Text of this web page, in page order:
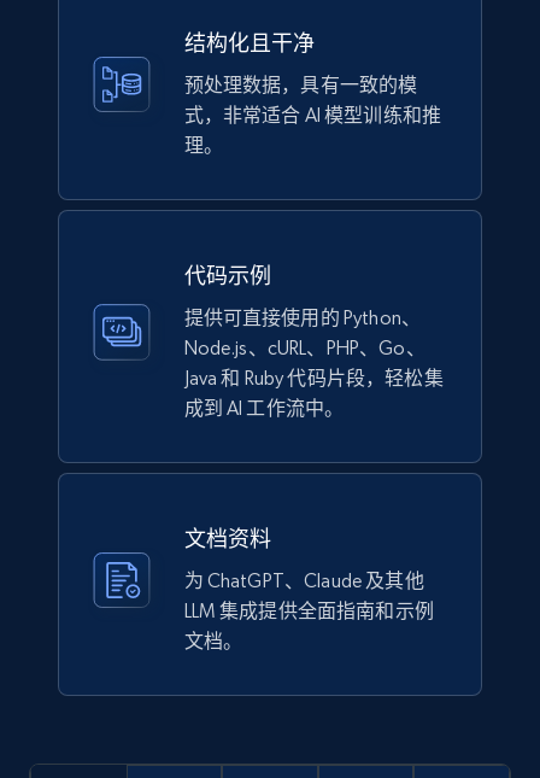
148+ 立即购买
URL, Domain, Marketplace pn, Sku, Other pn,
Model number, Gtin ean pn, Product name, and
more.
991+ 162+ 立即购买
Lazada - Products
URL, Title, Rating, Reviews, Initial price, Final
price, Currency, Stock, and more.
结构化且干净
预处理数据，具有一致的模
式，非常适合 AI 模型训练和推
理。
代码示例
提供可直接使用的 Python、
Node.js、cURL、PHP、Go、
Java 和 Ruby 代码片段，轻松集
成到 AI 工作流中。
文档资料
为 ChatGPT、Claude 及其他
LLM 集成提供全面指南和示例
文档。